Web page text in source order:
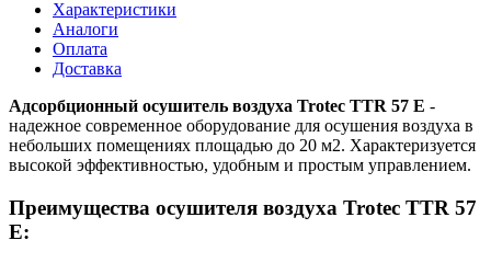
Характеристики
Аналоги
Оплата
Доставка
Адсорбционный осушитель воздуха Trotec TTR 57 E -
надежное современное оборудование для осушения воздуха в
небольших помещениях площадью до 20 м2. Характеризуется
высокой эффективностью, удобным и простым управлением.
Преимущества осушителя воздуха Trotec TTR 57
E: